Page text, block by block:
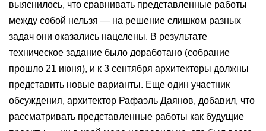
выяснилось, что сравнивать представленные работы
между собой нельзя — на решение слишком разных
задач они оказались нацелены. В результате
техническое задание было доработано (собрание
прошло 21 июня), и к 3 сентября архитекторы должны
представить новые варианты. Еще один участник
обсуждения, архитектор Рафаэль Даянов, добавил, что
рассматривать представленные работы как будущие